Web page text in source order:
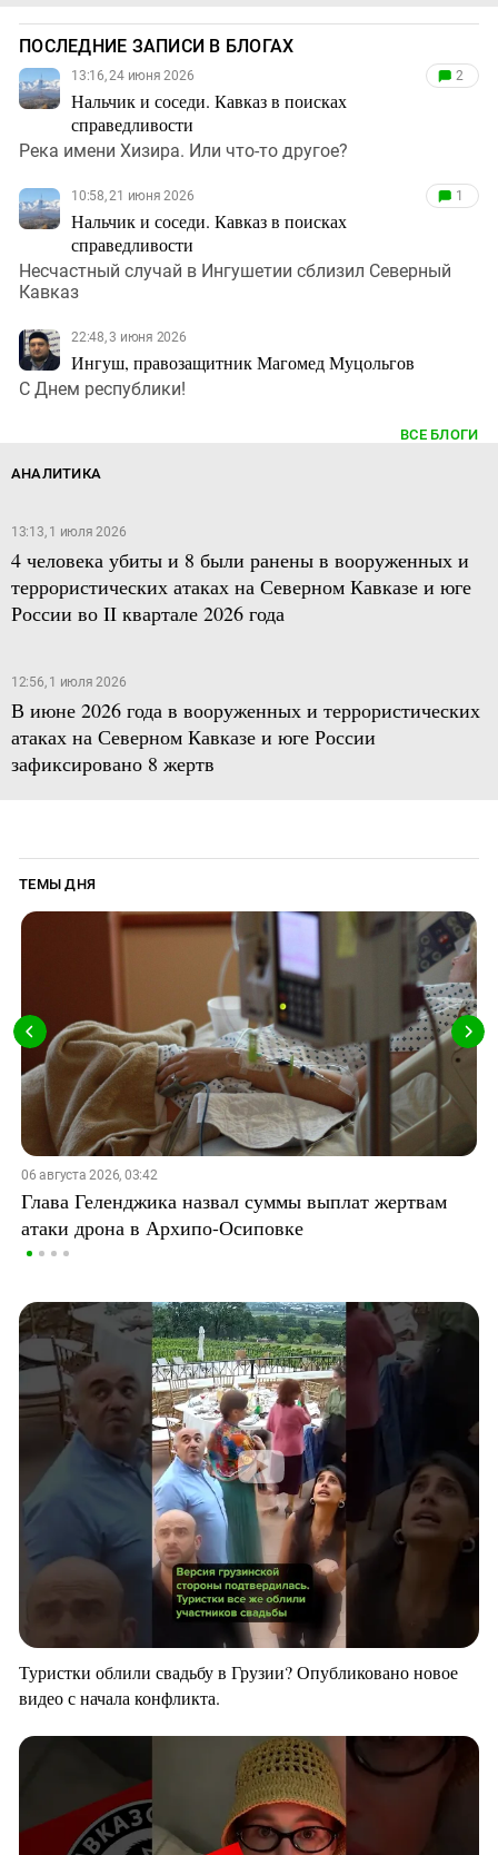
ПОСЛЕДНИЕ ЗАПИСИ В БЛОГАХ
13:16, 24 июня 2026
Нальчик и соседи. Кавказ в поисках
справедливости
2
Река имени Хизира. Или что-то другое?
10:58, 21 июня 2026
Нальчик и соседи. Кавказ в поисках
справедливости
1
Несчастный случай в Ингушетии сблизил Северный
Кавказ
22:48, 3 июня 2026
Ингуш, правозащитник Магомед Муцольгов
С Днем республики!
ВСЕ БЛОГИ
АНАЛИТИКА
13:13, 1 июля 2026
4 человека убиты и 8 были ранены в вооруженных и
террористических атаках на Северном Кавказе и юге
России во II квартале 2026 года
12:56, 1 июля 2026
В июне 2026 года в вооруженных и террористических
атаках на Северном Кавказе и юге России
зафиксировано 8 жертв
ТЕМЫ ДНЯ
06 августа 2026, 03:42
Глава Геленджика назвал суммы выплат жертвам
атаки дрона в Архипо-Осиповке
Туристки облили свадьбу в Грузии? Опубликовано новое
видео с начала конфликта.